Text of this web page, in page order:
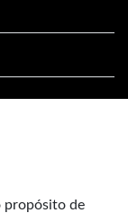
propósito de